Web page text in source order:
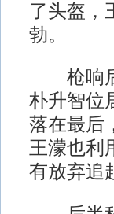
了头盔，
勃。
枪响后
朴升智位
落在最后
王濛也利
有放弃追